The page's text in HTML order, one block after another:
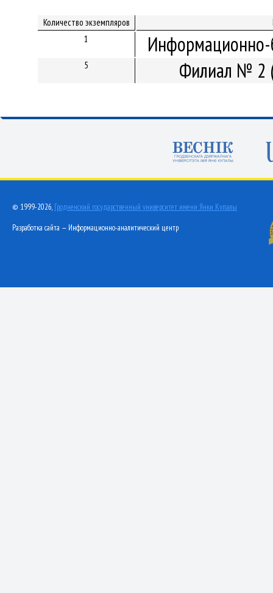
Количество экземпляров
1
Информационно-
5 Филиал № 2
© 1999-2026, Гродненский государственный университет имени Янки Купалы
Разработка сайта — Информационно-аналитический центр